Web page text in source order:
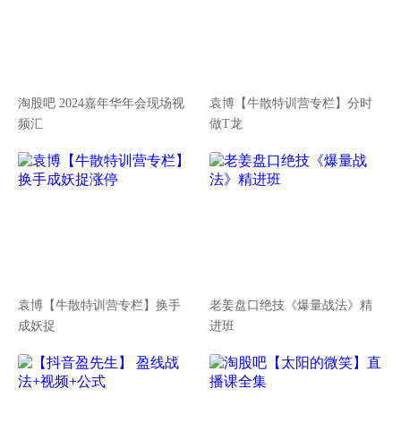
淘股吧 2024嘉年华年会现场视
频汇
袁博【牛散特训营专栏】分时
做T龙
袁博【牛散特训营专栏】换手
成妖捉
老姜盘口绝技《爆量战法》精
进班